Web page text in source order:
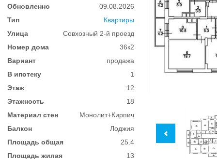
Обновленно
09.08.2026
Тип
Квартиры
Улица
Совхозный 2-й проезд
Номер дома
36к2
Вариант
продажа
В ипотеку
1
Этаж
12
Этажность
18
Материал стен
Монолит+Кирпич
Балкон
Лоджия
Площадь общая
25.4
Площадь жилая
13